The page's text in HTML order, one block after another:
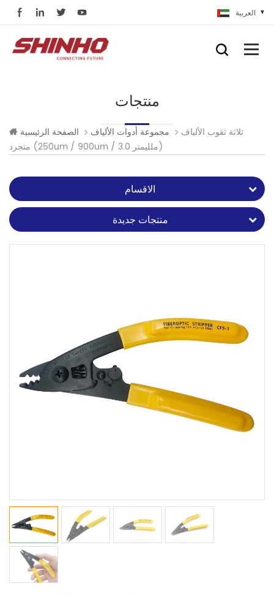
العربية
منتجات
الصفحة الرئيسية مجموعة أدوات الألياف
ثلاثة ثقوب الألياف
متجرد (250um / 900um / 3.0 ملليمتر)
الاقسام
منتجات جديدة